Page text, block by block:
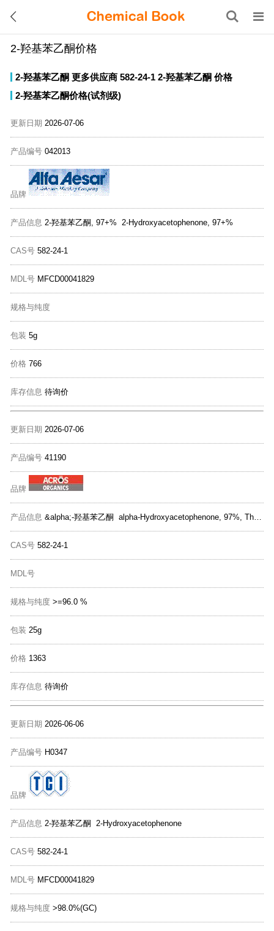
2-羟基苯乙酮价格
2-羟基苯乙酮 更多供应商 582-24-1 2-羟基苯乙酮 价格
2-羟基苯乙酮价格(试剂级)
更新日期 2026-07-06
产品编号 042013
品牌
产品信息 2-羟基苯乙酮, 97+% 2-Hydroxyacetophenone, 97+%
CAS号 582-24-1
MDL号 MFCD00041829
规格与纯度
包装 5g
价格 766
库存信息 待询价
更新日期 2026-07-06
产品编号 41190
品牌
产品信息 &alpha;-羟基苯乙酮 alpha-Hydroxyacetophenone, 97%, Thermo Scientific Chemicals
CAS号 582-24-1
MDL号
规格与纯度 >=96.0 %
包装 25g
价格 1363
库存信息 待询价
更新日期 2026-06-06
产品编号 H0347
品牌
产品信息 2-羟基苯乙酮 2-Hydroxyacetophenone
CAS号 582-24-1
MDL号 MFCD00041829
规格与纯度 >98.0%(GC)